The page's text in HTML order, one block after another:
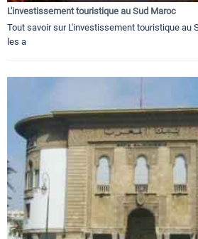
L'investissement touristique au Sud Maroc
Tout savoir sur L'investissement touristique au
les a